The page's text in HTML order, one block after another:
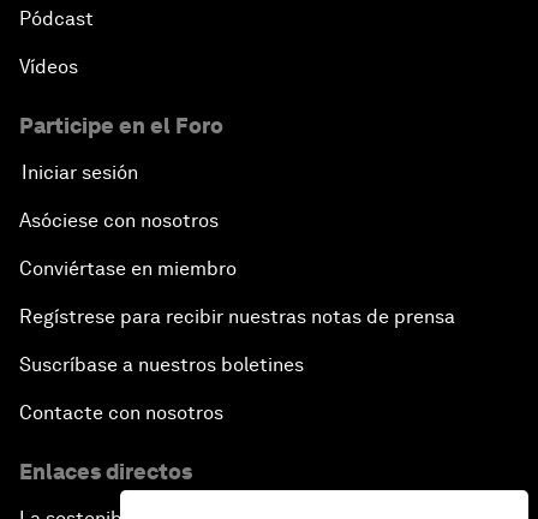
Pódcast
Vídeos
Participe en el Foro
Iniciar sesión
Asóciese con nosotros
Conviértase en miembro
Regístrese para recibir nuestras notas de prensa
Suscríbase a nuestros boletines
Contacte con nosotros
Enlaces directos